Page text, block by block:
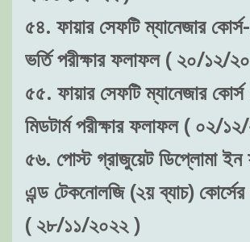
৫৪. ফায়ার সেফটি ম্যানেজার
ভর্তি পরীক্ষার ফলাফল ( ২০/১২/
৫৫. ফায়ার সেফটি ম্যানেজার
মিডটার্ম পরীক্ষার ফলাফল ( ০২/
৫৬. পোস্ট গ্রাজুয়েট ডিপ্লোমা ইন
এন্ড টেকনোলজি (২য় ব্যাচ) কোর্সের
( ২৮/১১/২০২২ )